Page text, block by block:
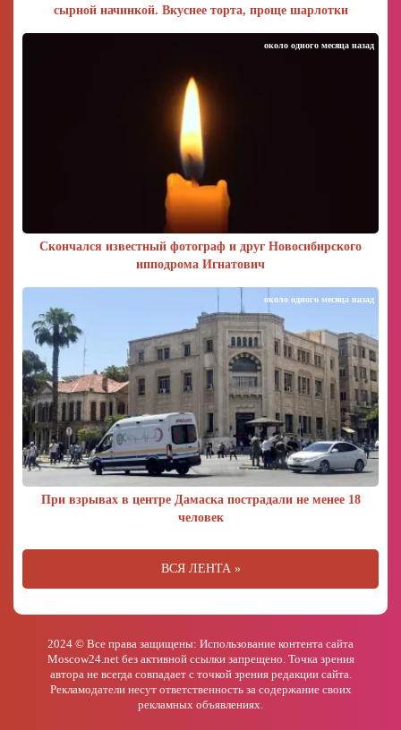
сырной начинкой. Вкуснее торта, проще шарлотки
Скончался известный фотограф и друг Новосибирского
ипподрома Игнатович
около одного месяца назад
При взрывах в центре Дамаска пострадали не менее 18
человек
около одного месяца назад
ВСЯ ЛЕНТА »
2024 © Все права защищены: Использование контента сайта
Moscow24.net без активной ссылки запрещено. Точка зрения
автора не всегда совпадает с точкой зрения редакции сайта.
Рекламодатели несут ответственность за содержание своих
рекламных объявлениях.